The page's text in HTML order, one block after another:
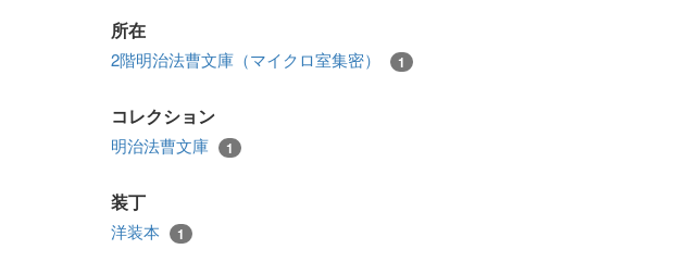
所在
2階明治法曹文庫（マイクロ室集密） 1
コレクション
明治法曹文庫 1
装丁
洋装本 1